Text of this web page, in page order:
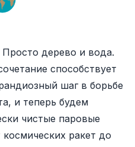
Просто дерево и вода.
способствует
шаг в борьбе
и теперь будем
чистые паровые
ракет до